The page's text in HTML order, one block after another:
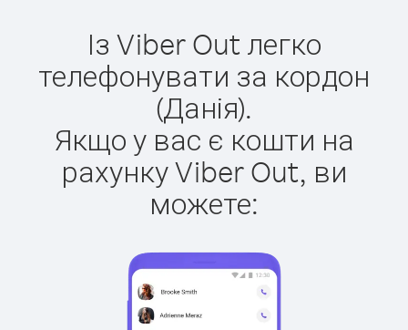
Із Viber Out легко
телефонувати за кордон
(Данія).
Якщо у вас є кошти на
рахунку Viber Out, ви
можете: